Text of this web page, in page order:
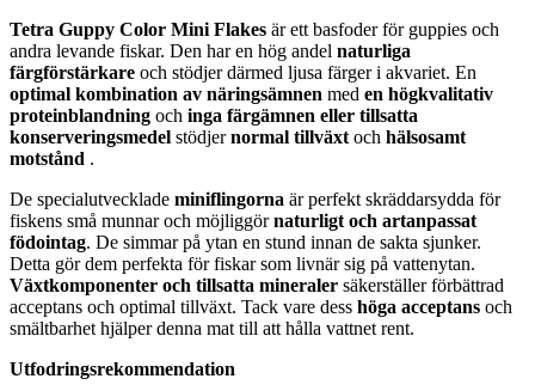
Tetra Guppy Color Mini Flakes är ett basfoder för guppies och
andra levande fiskar. Den har en hög andel naturliga
färgförstärkare och stödjer därmed ljusa färger i akvariet. En
optimal kombination av näringsämnen med en högkvalitativ
proteinblandning och inga färgämnen eller tillsatta
konserveringsmedel stödjernormal tillväxt och hälsosamt
motstånd .
De specialutvecklade miniflingorna är perfekt skräddarsydda för
fiskens små munnar och möjliggörnaturligt och artanpassat
födointag. De simmar på ytan en stund innan de sakta sjunker.
Detta gör dem perfekta för fiskar som livnär sig på vattenytan.
Växtkomponenter och tillsatta mineraler säkerställer förbättrad
acceptans och optimal tillväxt. Tack vare dess höga acceptans och
smältbarhet hjälper denna mat till att hålla vattnet rent.
Utfodringsrekommendation